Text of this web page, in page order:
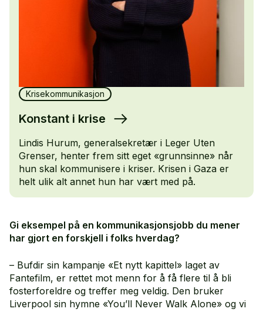
Krisekommunikasjon
Konstant i krise
Lindis Hurum, generalsekretær i Leger Uten
Grenser, henter frem sitt eget «grunnsinne» når
hun skal kommunisere i kriser. Krisen i Gaza er
helt ulik alt annet hun har vært med på.
Gi eksempel på en kommunikasjonsjobb du mener
har gjort en forskjell i folks hverdag?
– Bufdir sin kampanje «Et nytt kapittel» laget av
Fantefilm, er rettet mot menn for å få flere til å bli
fosterforeldre og treffer meg veldig. Den bruker
Liverpool sin hymne «You’ll Never Walk Alone» og vi